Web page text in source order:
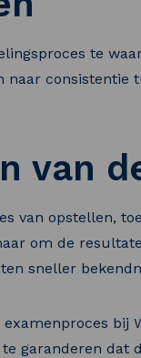
te
naar consistentie
van
van opstellen,
om de
sneller
bij
garanderen dat